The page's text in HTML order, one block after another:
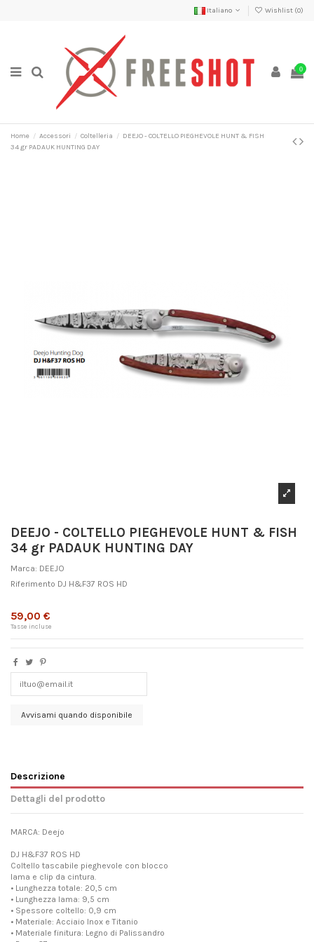
Italiano Wishlist (0)
0
Home Accessori Coltelleria
DEEJO - COLTELLO PIEGHEVOLE HUNT & FISH
34 gr PADAUK HUNTING DAY
DEEJO - COLTELLO PIEGHEVOLE HUNT & FISH
34 gr PADAUK HUNTING DAY
Marca: DEEJO
Riferimento DJ H&F37 ROS HD
59,00 €
Tasse incluse
Descrizione
Dettagli del prodotto
MARCA: Deejo
DJ H&F37 ROS HD
Coltello tascabile pieghevole con blocco
lama e clip da cintura.
• Lunghezza totale: 20,5 cm
• Lunghezza lama: 9,5 cm
• Spessore coltello: 0,9 cm
• Materiale: Acciaio Inox e Titanio
• Materiale finitura: Legno di Palissandro